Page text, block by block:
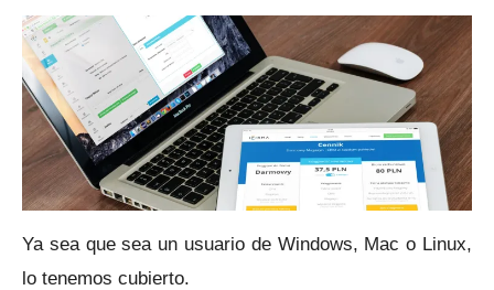
Ya sea que sea un usuario de Windows, Mac o Linux,
lo tenemos cubierto.